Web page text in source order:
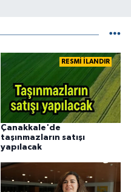
RESMİ İLANDIR
Çanakkale'de
taşınmazların satışı
yapılacak